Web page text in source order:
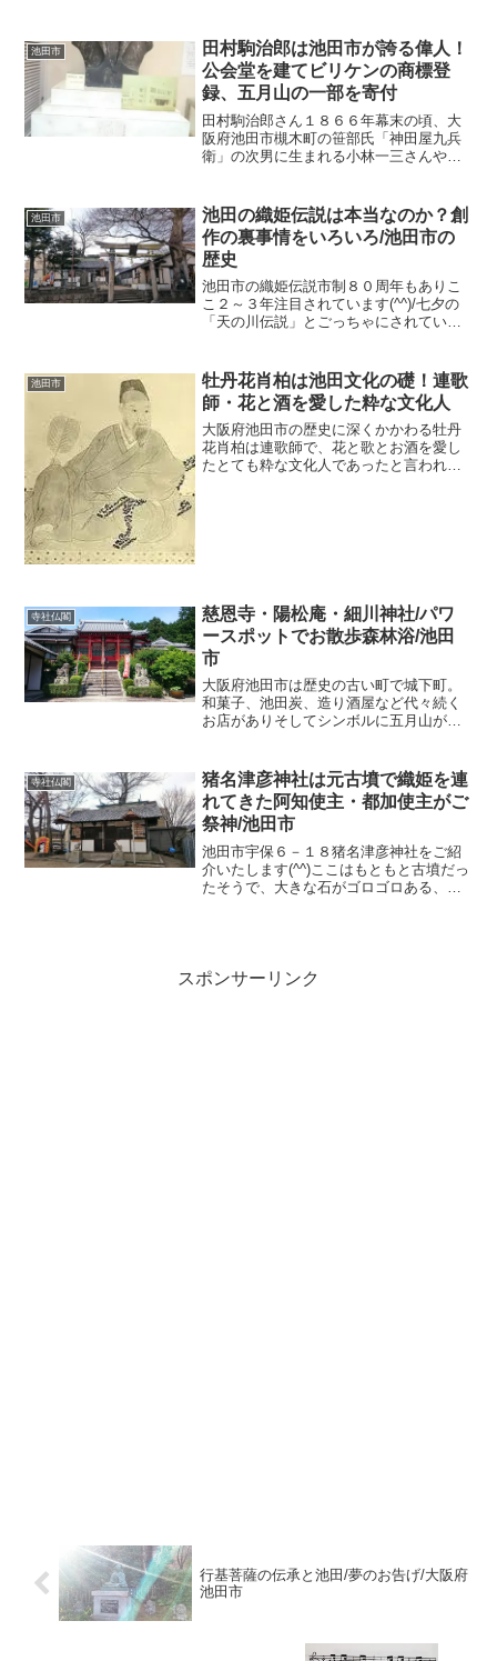
て10分以内です近くにビリケンさんがい
ます。ビリケンさ...
池田市
田村駒治郎は池田市が誇る偉人！
公会堂を建てビリケンの商標登
録、五月山の一部を寄付
田村駒治郎さん１８６６年幕末の頃、大
阪府池田市槻木町の笹部氏「神田屋九兵
衛」の次男に生まれる小林一三さんや広
銅像、もともとは池田公会堂にあったも
のです。 許可を得て撮...
池田市
池田の織姫伝説は本当なのか？創
作の裏事情をいろいろ/池田市の
歴史
池田市の織姫伝説市制８０周年もありこ
こ２～３年注目されています(^^)/七夕の
「天の川伝説」とごっちゃにされている
でいるとどうやら池田の織姫伝説は事実
ではなく、坂上氏が...
池田市
牡丹花肖柏は池田文化の礎！連歌
師・花と酒を愛した粋な文化人
大阪府池田市の歴史に深くかかわる牡丹
花肖柏は連歌師で、花と歌とお酒を愛し
たとても粋な文化人であったと言われて
寺社仏閣
慈恩寺・陽松庵・細川神社/パワ
ースポットでお散歩森林浴/池田
市
大阪府池田市は歴史の古い町で城下町。
和菓子、池田炭、造り酒屋など代々続く
お店がありそしてシンボルに五月山があ
されています。阪急池田駅から来られる
場合はバスが出ていま...
寺社仏閣
猪名津彦神社は元古墳で織姫を連
れてきた阿知使主・都加使主がご
祭神/池田市
池田市宇保６－１８猪名津彦神社をご紹
介いたします(^^)ここはもともと古墳だっ
たそうで、大きな石がゴロゴロある、古
スポンサーリンク
行基菩薩の伝承と池田/夢のお告げ/大阪府
池田市